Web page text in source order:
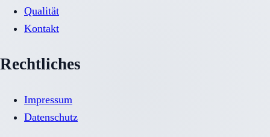
Qualität
Kontakt
Rechtliches
Impressum
Datenschutz